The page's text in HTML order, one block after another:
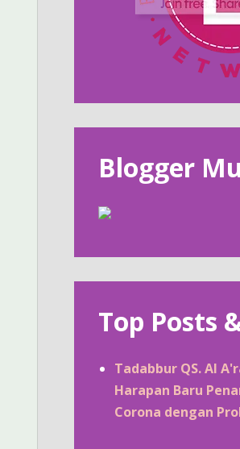
Blogger
Top Posts
Tadabbur QS. Al
Harapan Baru
Corona dengan